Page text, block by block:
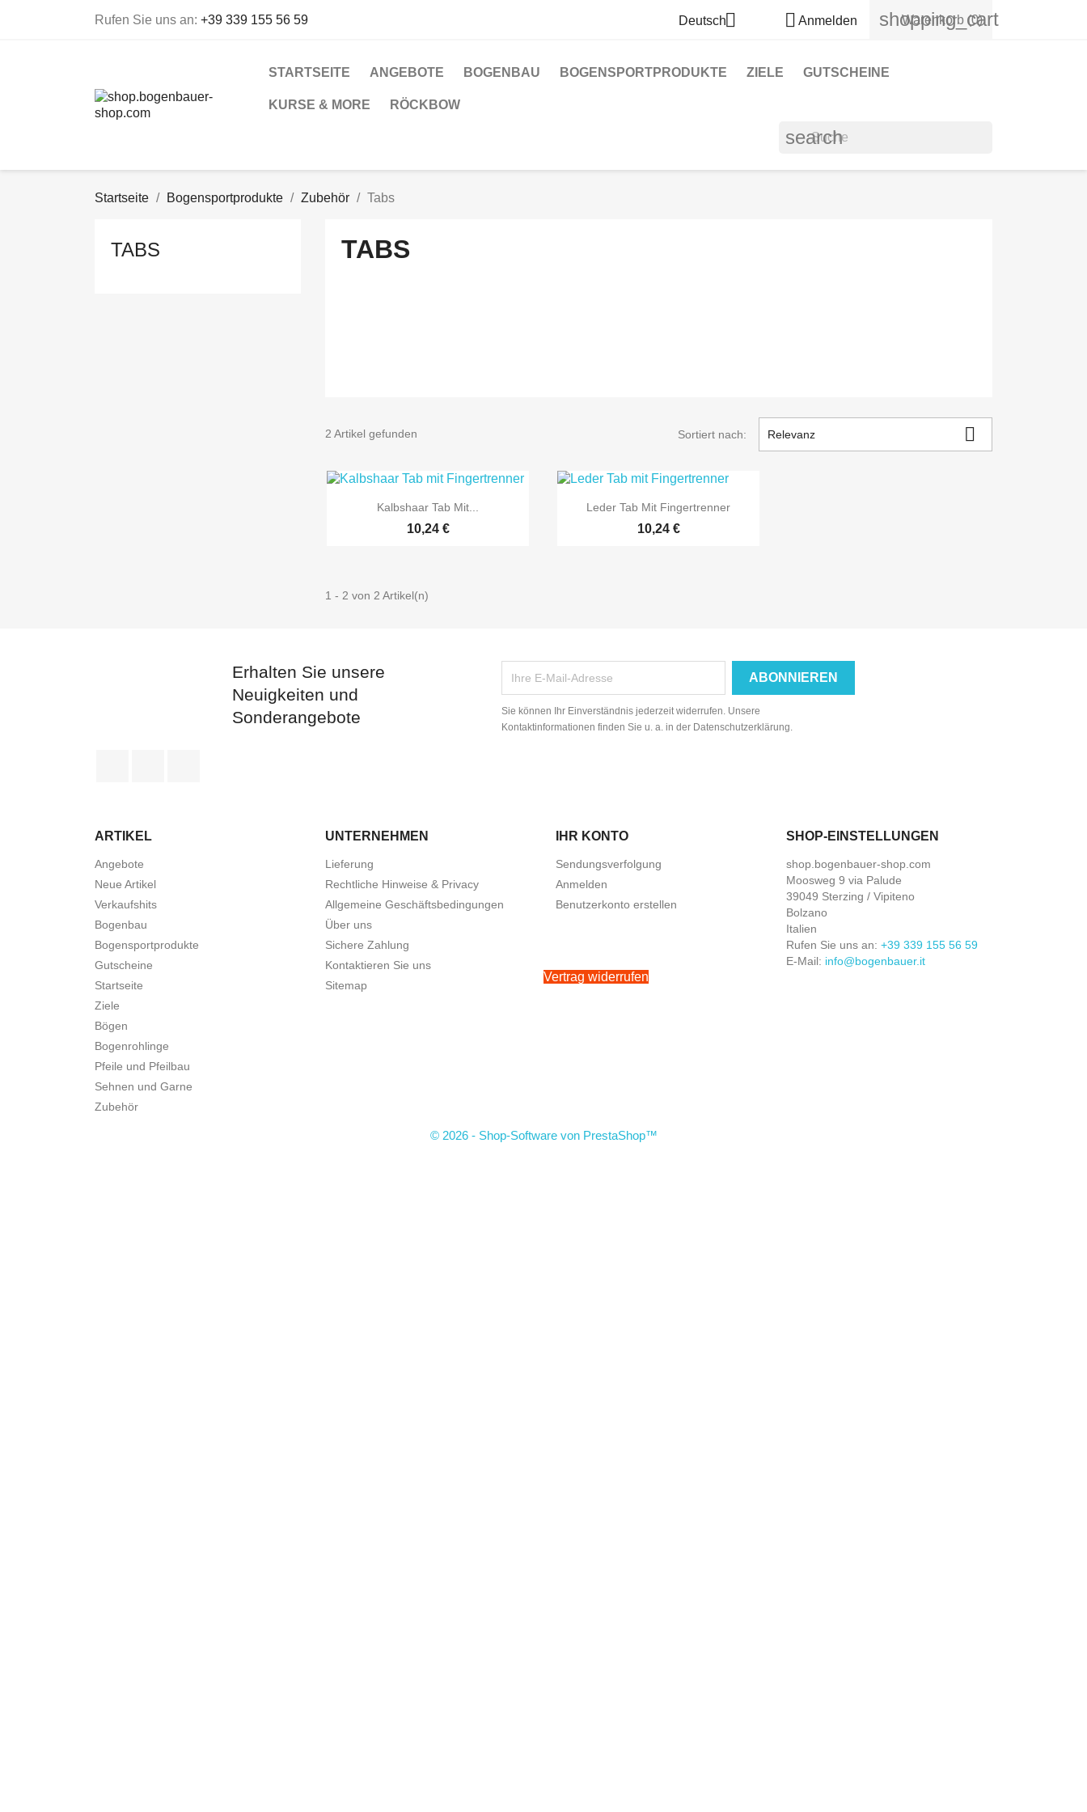
Rufen Sie uns an: +39 339 155 56 59 Deutsch  Anmelden shopping_cart
Warenkorb (0)
STARTSEITE ANGEBOTE BOGENBAU BOGENSPORTPRODUKTE ZIELE GUTSCHEINE
KURSE & MORE RÖCKBOW
search
Startseite Bogensportprodukte Zubehör Tabs
TABS TABS
2 Artikel gefunden Sortiert nach: Relevanz 
 Vorschau
Kalbshaar Tab Mit...
10,24 €
 Vorschau
Leder Tab Mit Fingertrenner
10,24 €
1 - 2 von 2 Artikel(n)
Erhalten Sie unsere
Neuigkeiten und
Sonderangebote
Sie können Ihr Einverständnis jederzeit widerrufen. Unsere
Kontaktinformationen finden Sie u. a. in der Datenschutzerklärung.
ARTIKEL
Angebote
Neue Artikel
Verkaufshits
Bogenbau
Bogensportprodukte
Gutscheine
Startseite
Ziele
Bögen
Bogenrohlinge
Pfeile und Pfeilbau
Sehnen und Garne
Zubehör
UNTERNEHMEN
Lieferung
Rechtliche Hinweise & Privacy
Allgemeine Geschäftsbedingungen
Über uns
Sichere Zahlung
Kontaktieren Sie uns
Sitemap
IHR KONTO
Sendungsverfolgung
Anmelden
Benutzerkonto erstellen
SHOP-EINSTELLUNGEN
shop.bogenbauer-shop.com
Moosweg 9 via Palude
39049 Sterzing / Vipiteno
Bolzano
Italien
Rufen Sie uns an: +39 339 155 56 59
E-Mail: info@bogenbauer.it
Vertrag widerrufen
© 2026 - Shop-Software von PrestaShop™